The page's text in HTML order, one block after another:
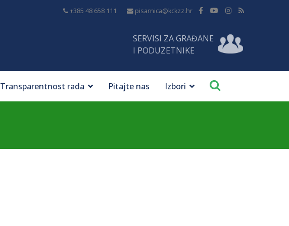
+385 48 658 111 pisarnica@kckzz.hr
SERVISI ZA GRAĐANE
I PODUZETNIKE
Transparentnost rada Pitajte nas Izbori